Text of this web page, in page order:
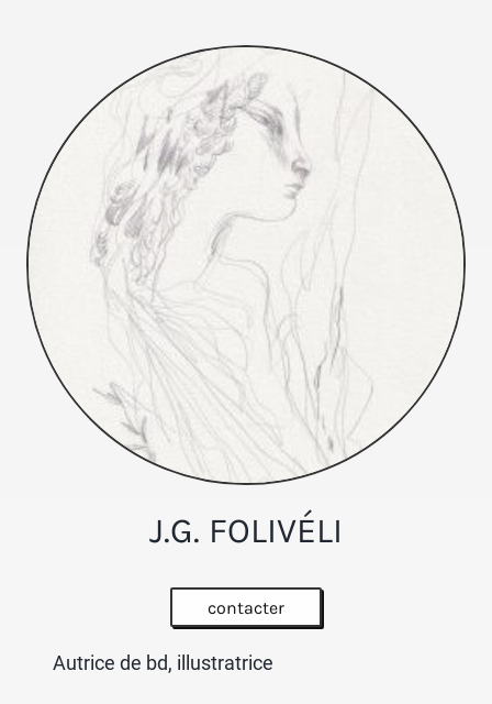
J.G. FOLIVÉLI
contacter
Autrice de bd, illustratrice